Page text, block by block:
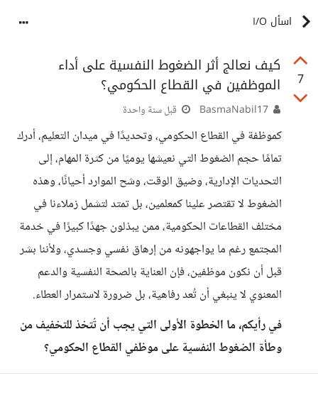
اسأل I/O
7
كيف نعالج أثر الضغوط النفسية على أداء
الموظفين في القطاع الحكومي؟
قبل سنة واحدة
كموظفة في القطاع الحكومي، وتحديدًا في ميدان التعليم، أدرك
تمامًا حجم الضغوط التي نعيشها يوميًا من كثرة المهام، إلى
التحديات الإدارية، وضيق الوقت، وشح الموارد أحيانًا، وهذه
الضغوط لا تقتصر علينا كمعلمين، بل تمتد لتشمل زملاءنا في
مختلف القطاعات الحكومية، ممن يبذلون جهدًا كبيرًا في خدمة
المجتمع رغم ما يواجهونه من إرهاق نفسي وجسدي، ولأننا بشر
قبل أن نكون موظفين، فإن العناية بالصحة النفسية والدعم
المعنوي لا ينبغي أن تُعد رفاهية، بل ضرورة لاستمرار العطاء.
في رأيكم، ما الخطوة الأولى التي يجب أن تُتخذ للتخفيف من
وطأة الضغوط النفسية على موظفي القطاع الحكومي؟